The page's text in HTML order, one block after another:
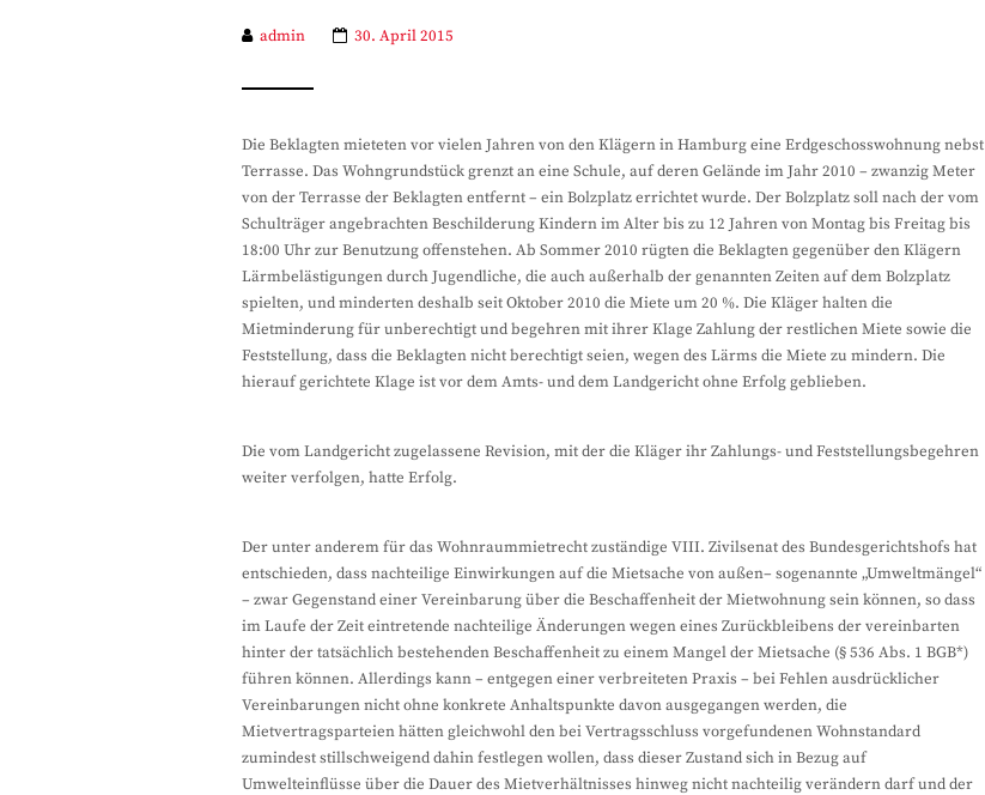
admin 30. April 2015
Die Beklagten mieteten vor vielen Jahren von den Klägern in Hamburg eine Erdgeschosswohnung nebst
Terrasse. Das Wohngrundstück grenzt an eine Schule, auf deren Gelände im Jahr 2010 – zwanzig Meter
von der Terrasse der Beklagten entfernt – ein Bolzplatz errichtet wurde. Der Bolzplatz soll nach der vom
Schulträger angebrachten Beschilderung Kindern im Alter bis zu 12 Jahren von Montag bis Freitag bis
18:00 Uhr zur Benutzung offenstehen. Ab Sommer 2010 rügten die Beklagten gegenüber den Klägern
Lärmbelästigungen durch Jugendliche, die auch außerhalb der genannten Zeiten auf dem Bolzplatz
spielten, und minderten deshalb seit Oktober 2010 die Miete um 20 %. Die Kläger halten die
Mietminderung für unberechtigt und begehren mit ihrer Klage Zahlung der restlichen Miete sowie die
Feststellung, dass die Beklagten nicht berechtigt seien, wegen des Lärms die Miete zu mindern. Die
hierauf gerichtete Klage ist vor dem Amts- und dem Landgericht ohne Erfolg geblieben.
Die vom Landgericht zugelassene Revision, mit der die Kläger ihr Zahlungs- und Feststellungsbegehren
weiter verfolgen, hatte Erfolg.
Der unter anderem für das Wohnraummietrecht zuständige VIII. Zivilsenat des Bundesgerichtshofs hat
entschieden, dass nachteilige Einwirkungen auf die Mietsache von außen– sogenannte „Umweltmängel“
– zwar Gegenstand einer Vereinbarung über die Beschaffenheit der Mietwohnung sein können, so dass
im Laufe der Zeit eintretende nachteilige Änderungen wegen eines Zurückbleibens der vereinbarten
hinter der tatsächlich bestehenden Beschaffenheit zu einem Mangel der Mietsache (§ 536 Abs. 1 BGB*)
führen können. Allerdings kann – entgegen einer verbreiteten Praxis – bei Fehlen ausdrücklicher
Vereinbarungen nicht ohne konkrete Anhaltspunkte davon ausgegangen werden, die
Mietvertragsparteien hätten gleichwohl den bei Vertragsschluss vorgefundenen Wohnstandard
zumindest stillschweigend dahin festlegen wollen, dass dieser Zustand sich in Bezug auf
Umwelteinflüsse über die Dauer des Mietverhältnisses hinweg nicht nachteilig verändern darf und der